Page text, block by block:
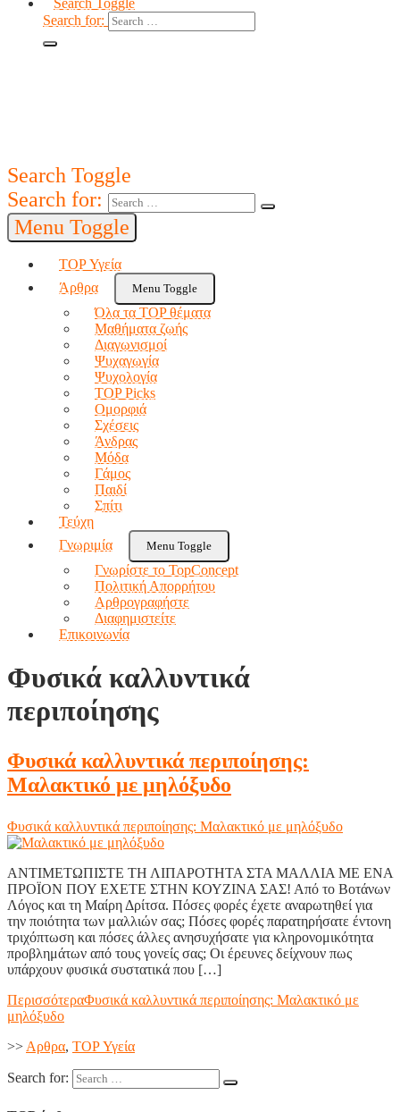
Search Toggle
Search for:
Search Toggle
Search for:
Menu Toggle
TOP Υγεία
Άρθρα
Menu Toggle
Όλα τα TOP θέματα
Μαθήματα ζωής
Διαγωνισμοί
Ψυχαγωγία
Ψυχολογία
TOP Picks
Ομορφιά
Σχέσεις
Άνδρας
Μόδα
Γάμος
Παιδί
Σπίτι
Τεύχη
Γνωριμία
Menu Toggle
Γνωρίστε το TopConcept
Πολιτική Απορρήτου
Αρθρογραφήστε
Διαφημιστείτε
Επικοινωνία
Φυσικά καλλυντικά
περιποίησης
Φυσικά καλλυντικά περιποίησης:
Μαλακτικό με μηλόξυδο
Φυσικά καλλυντικά περιποίησης: Μαλακτικό με μηλόξυδο
ΑΝΤΙΜΕΤΩΠΙΣΤΕ ΤΗ ΛΙΠΑΡΟΤΗΤΑ ΣΤΑ ΜΑΛΛΙΑ ΜΕ ΕΝΑ
ΠΡΟΪΟΝ ΠΟΥ ΕΧΕΤΕ ΣΤΗΝ ΚΟΥΖΙΝΑ ΣΑΣ! Από το Βοτάνων
Λόγος και τη Μαίρη Δρίτσα. Πόσες φορές έχετε αναρωτηθεί για
την ποιότητα των μαλλιών σας; Πόσες φορές παρατηρήσατε έντονη
τριχόπτωση και πόσες άλλες ανησυχήσατε για κληρονομικότητα
προβλημάτων από τους γονείς σας; Οι έρευνες δείχνουν πως
υπάρχουν φυσικά συστατικά που […]
ΠερισσότεραΦυσικά καλλυντικά περιποίησης: Μαλακτικό με
μηλόξυδο
>>Aρθρα, TOP Υγεία
Search for: